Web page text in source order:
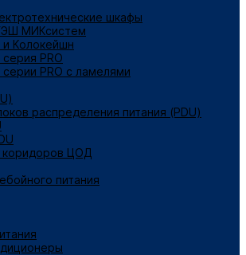
шкафы
МИКсистем
Колокейшн
PRO
PRO с ламелями
распределения питания (PDU)
коридоров ЦОД
питания